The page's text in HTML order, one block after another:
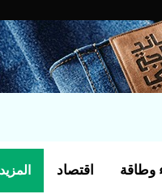
المزيد اقتصاد وطاقة